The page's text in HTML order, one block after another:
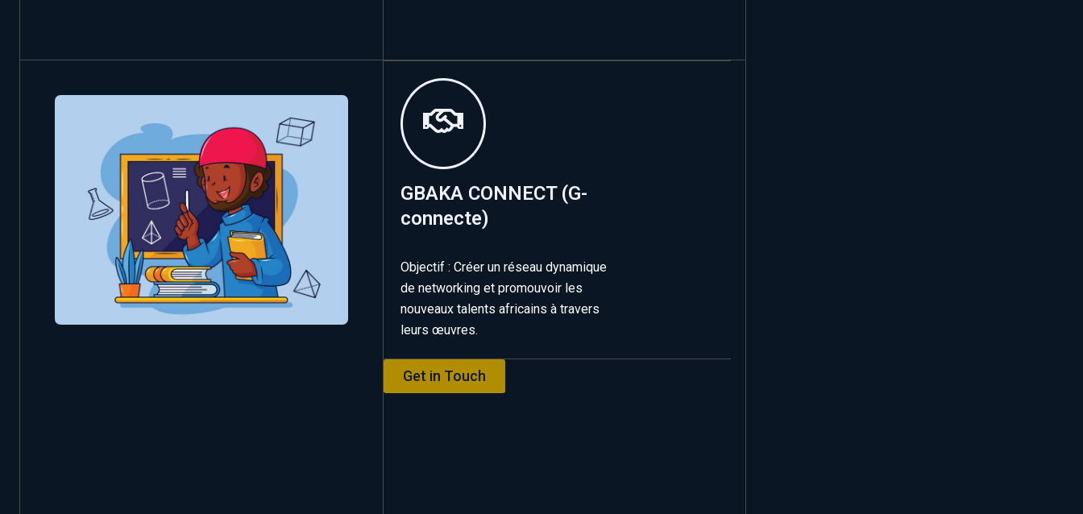
GBAKA CONNECT (G-
connecte)
Objectif : Créer un réseau dynamique
de networking et promouvoir les
nouveaux talents africains à travers
leurs œuvres.
Get in Touch